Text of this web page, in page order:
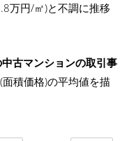
万円/㎡)と不調に推移
古マンションの取引事
積価格)の平均値を描